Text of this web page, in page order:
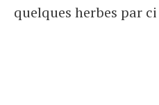
quelques herbes par